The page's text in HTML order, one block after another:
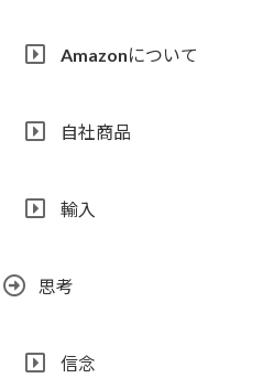
Amazonについて
自社商品
輸入
思考
信念